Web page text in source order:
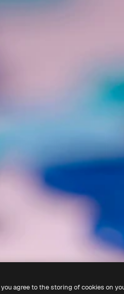
agree to the storing of cookies on